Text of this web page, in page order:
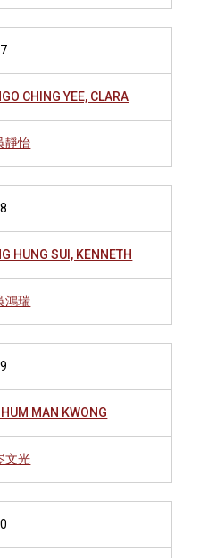
CHING YEE, CLARA
靜怡
HUNG SUI, KENNETH
鴻瑞
MAN KWONG
文光